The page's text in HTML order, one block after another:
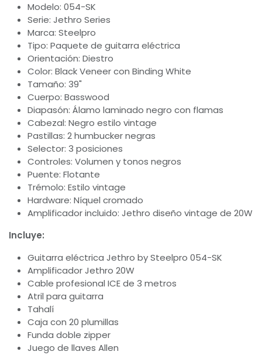
Modelo: 054-SK
Serie: Jethro Series
Marca: Steelpro
Tipo: Paquete de guitarra eléctrica
Orientación: Diestro
Color: Black Veneer con Binding White
Tamaño: 39"
Cuerpo: Basswood
Diapasón: Álamo laminado negro con flamas
Cabezal: Negro estilo vintage
Pastillas: 2 humbucker negras
Selector: 3 posiciones
Controles: Volumen y tonos negros
Puente: Flotante
Trémolo: Estilo vintage
Hardware: Níquel cromado
Amplificador incluido: Jethro diseño vintage de 20W
Incluye:
Guitarra eléctrica Jethro by Steelpro 054-SK
Amplificador Jethro 20W
Cable profesional ICE de 3 metros
Atril para guitarra
Tahalí
Caja con 20 plumillas
Funda doble zipper
Juego de llaves Allen